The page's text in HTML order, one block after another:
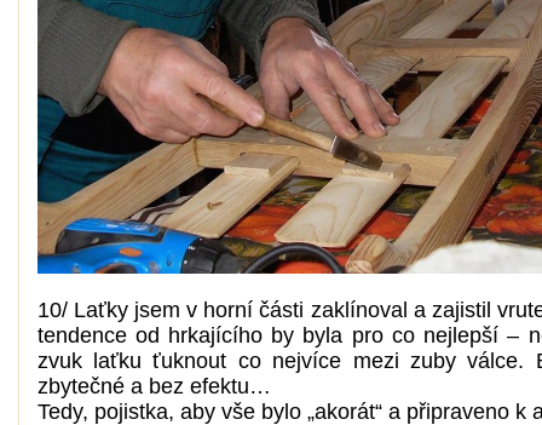
10/ Laťky jsem v horní části zaklínoval a zajistil
tendence od hrkajícího by byla pro co nejlepší –
zvuk laťku ťuknout co nejvíce mezi zuby válce.
zbytečné a bez efektu…
Tedy, pojistka, aby vše bylo „akorát“ a připraveno k